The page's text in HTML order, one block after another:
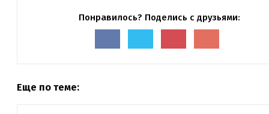
Понравилось? Поделись с друзьями:
Еще по теме: